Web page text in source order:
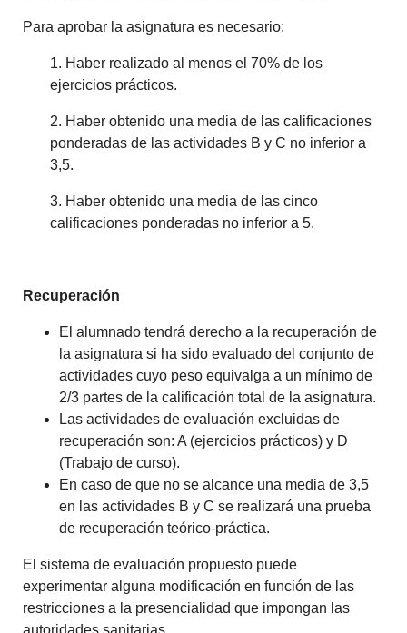
Para aprobar la asignatura es necesario:
1. Haber realizado al menos el 70% de los
ejercicios prácticos.
2. Haber obtenido una media de las calificaciones
ponderadas de las actividades B y C no inferior a
3,5.
3. Haber obtenido una media de las cinco
calificaciones ponderadas no inferior a 5.
Recuperación
El alumnado tendrá derecho a la recuperación de
la asignatura si ha sido evaluado del conjunto de
actividades cuyo peso equivalga a un mínimo de
2/3 partes de la calificación total de la asignatura.
Las actividades de evaluación excluidas de
recuperación son: A (ejercicios prácticos) y D
(Trabajo de curso).
En caso de que no se alcance una media de 3,5
en las actividades B y C se realizará una prueba
de recuperación teórico-práctica.
El sistema de evaluación propuesto puede
experimentar alguna modificación en función de las
restricciones a la presencialidad que impongan las